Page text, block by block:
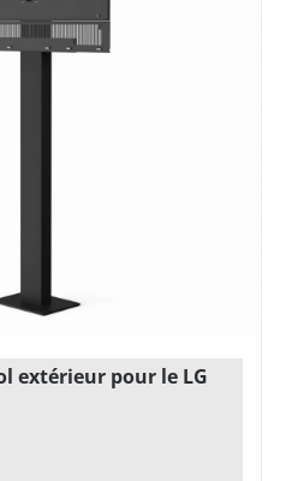
extérieur pour le LG